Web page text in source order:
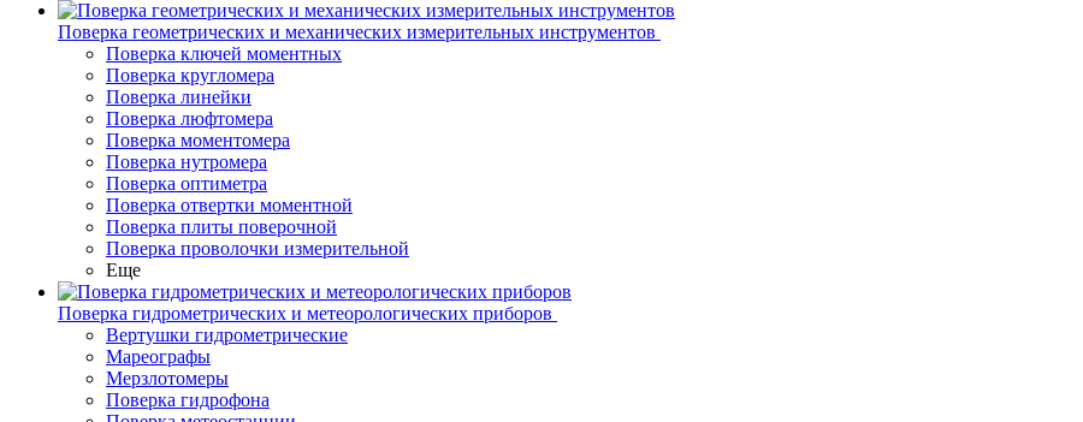
Поверка геометрических и механических измерительных инструментов
Поверка ключей моментных
Поверка кругломера
Поверка линейки
Поверка люфтомера
Поверка моментомера
Поверка нутромера
Поверка оптиметра
Поверка отвертки моментной
Поверка плиты поверочной
Поверка проволочки измерительной
Еще
Поверка гидрометрических и метеорологических приборов
Вертушки гидрометрические
Мареографы
Мерзлотомеры
Поверка гидрофона